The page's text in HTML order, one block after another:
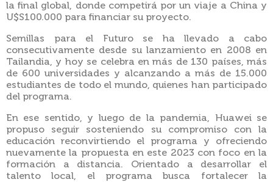
la final global, donde competirá por un viaje a China y
U$S100.000 para financiar su proyecto.
Semillas para el Futuro se ha llevado a cabo
consecutivamente desde su lanzamiento en 2008 en
Tailandia, y hoy se celebra en más de 130 países, más
de 600 universidades y alcanzando a más de 15.000
estudiantes de todo el mundo, quienes han participado
del programa.
En ese sentido, y luego de la pandemia, Huawei se
propuso seguir sosteniendo su compromiso con la
educación reconvirtiendo el programa y ofreciendo
nuevamente la propuesta en este 2023 con foco en la
formación a distancia. Orientado a desarrollar el
talento local, el programa busca fortalecer la